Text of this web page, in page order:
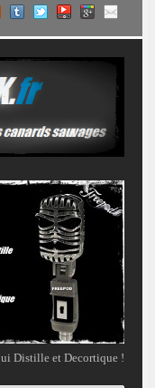
Distille et Decortique !